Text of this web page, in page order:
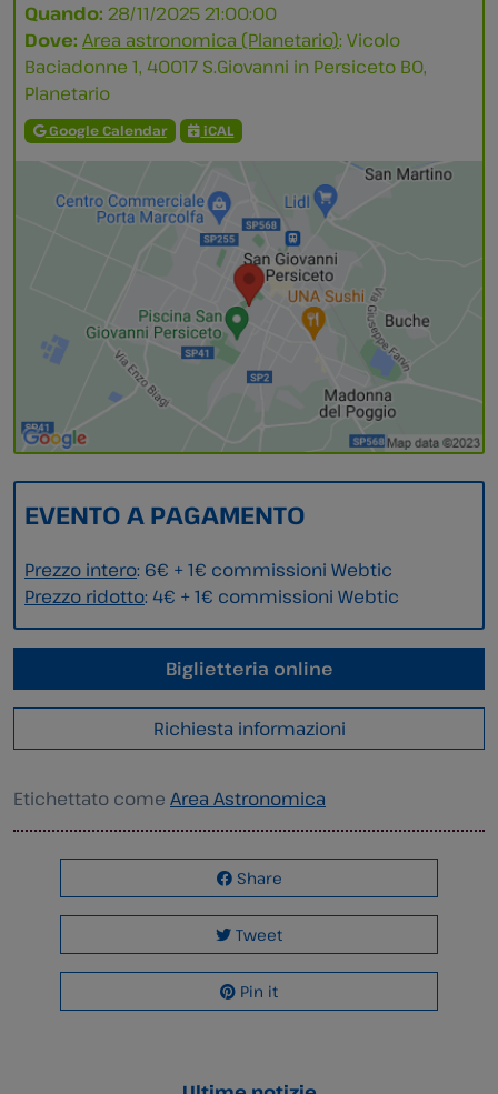
Quando: 28/11/2025 21:00:00
Dove: Area astronomica (Planetario): Vicolo
Baciadonne 1, 40017 S.Giovanni in Persiceto BO,
Planetario
Google Calendar iCAL
EVENTO A PAGAMENTO
Prezzo intero: 6€ + 1€ commissioni Webtic
Prezzo ridotto: 4€ + 1€ commissioni Webtic
Biglietteria online
Richiesta informazioni
Etichettato come Area Astronomica
Share
Tweet
Pin it